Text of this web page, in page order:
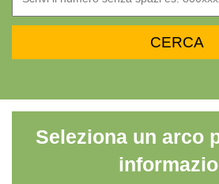
Seleziona un arco